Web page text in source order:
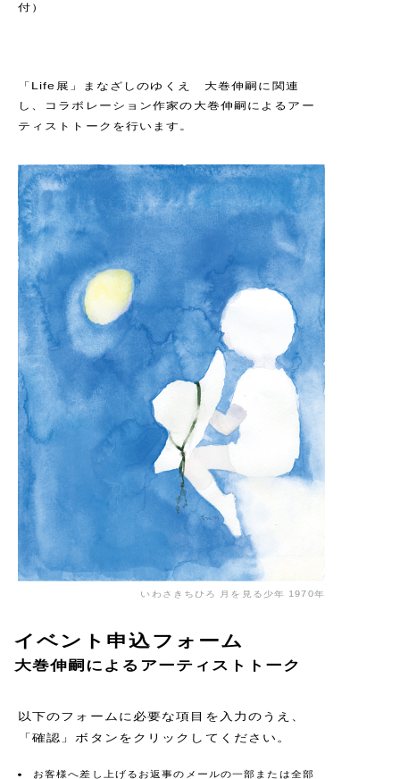
付）
「Life展」まなざしのゆくえ 大巻伸嗣に関連
し、コラボレーション作家の大巻伸嗣によるアー
ティストトークを行います。
いわさきちひろ 月を見る少年 1970年
イベント申込フォーム
大巻伸嗣によるアーティストトーク
以下のフォームに必要な項目を入力のうえ、
「確認」ボタンをクリックしてください。
お客様へ差し上げるお返事のメールの一部または全部